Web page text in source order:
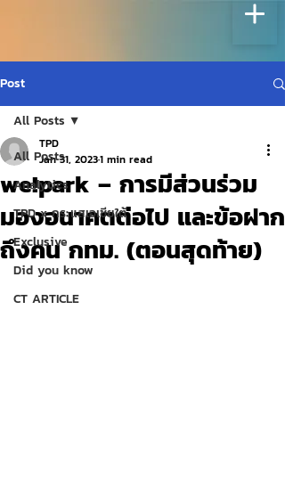
Post
All Posts
Analytics
TPD x กระแสเอเชียใต้
Exclusive
Did you know
CT ARTICLE
All Posts
we!park – การมีส่วนร่วม
มองอนาคตต่อไป และข้อฝาก
ถึงคน กทม. (ตอนสุดท้าย)
TPD
Jan 31, 20231 min read